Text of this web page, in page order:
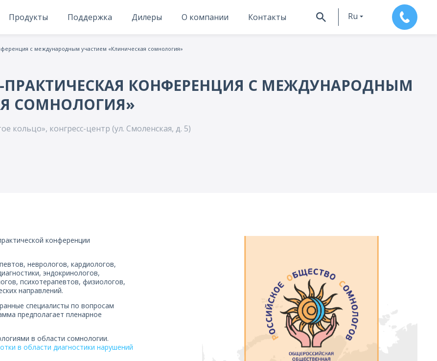
Продукты Поддержка Дилеры О компании Контакты Ru
с международным участием «Клиническая сомнология»
ПРАКТИЧЕСКАЯ КОНФЕРЕНЦИЯ С МЕЖДУНАРОДНЫМ
СОМНОЛОГИЯ»
кольцо», конгресс-центр (ул. Смоленская, д. 5)
конференции
неврологов, кардиологов,
эндокринологов,
психотерапевтов, физиологов,
направлений.
специалисты по вопросам
предполагает пленарное
в области сомнологии.
в области диагностики нарушений